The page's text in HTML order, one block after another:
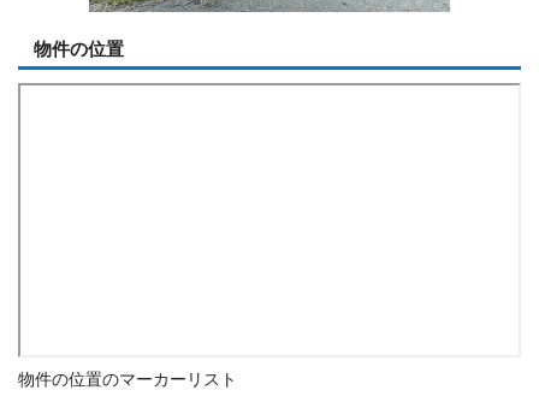
物件の位置
物件の位置のマーカーリスト